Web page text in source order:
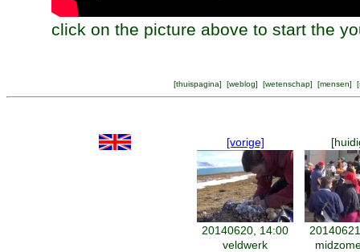
click on the picture above to start the
[thuispagina] [weblog] [wetenschap] [mensen] [
[vorige]
20140620, 14:00
veldwerk